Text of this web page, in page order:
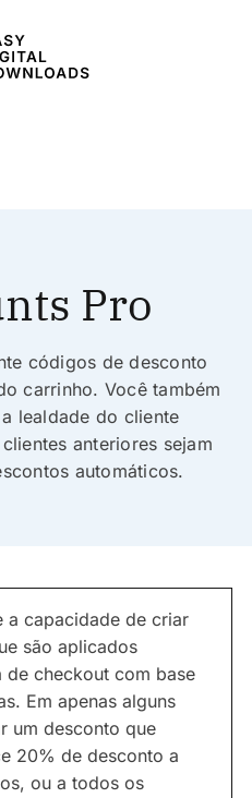
Pro
códigos de desconto
carrinho. Você também
lealdade do cliente
anteriores sejam
automáticos.
a capacidade de criar
são aplicados
de checkout com base
Em apenas alguns
um desconto que
20% de desconto a
ou a todos os